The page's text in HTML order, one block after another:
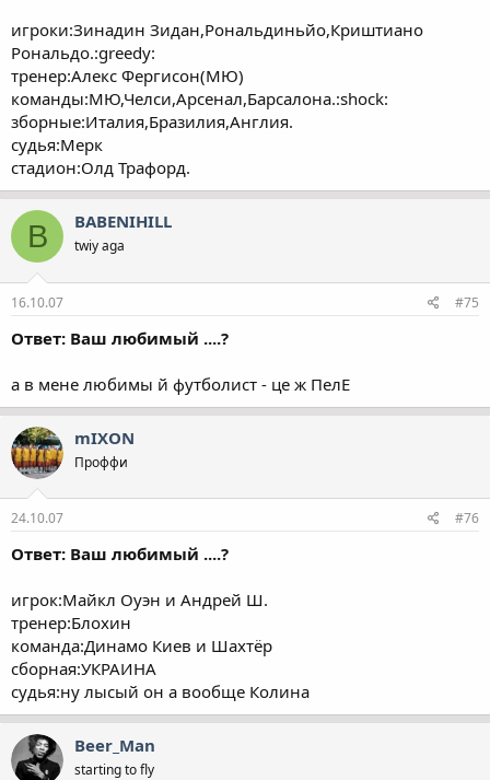
игроки:Зинадин Зидан,Рональдиньйо,Криштиано
Рональдо.:greedy:
тренер:Алекс Фергисон(МЮ)
команды:МЮ,Челси,Арсенал,Барсалона.:shock:
зборные:Италия,Бразилия,Англия.
судья:Мерк
стадион:Олд Трафорд.
B BABENIHILL
twiy aga
16.10.07 #75
Ответ: Ваш любимый ....?
а в мене любимы й футболист - це ж ПелЕ
mIXON
Проффи
24.10.07 #76
Ответ: Ваш любимый ....?
игрок:Майкл Оуэн и Андрей Ш.
тренер:Блохин
команда:Динамо Киев и Шахтёр
сборная:УКРАИНА
судья:ну лысый он а вообще Колина
Beer_Man
starting to fly